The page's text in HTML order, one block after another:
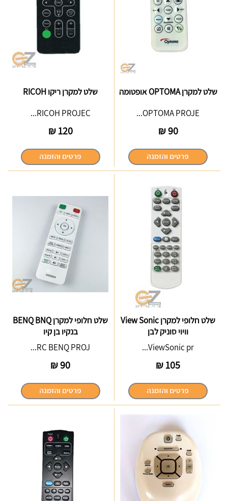
שלט למקרן OPTOMA אופטומה
OPTOMA PROJE...
90
₪
שלט למקרן ריקו RICOH
RICOH PROJEC...
120
₪
שלט חלופי למקרן View Sonic
וויוי סוניק לבן
ViewSonic pr...
105
₪
שלט חלופי למקרן BENQ BNQ
בנקיו בן קיו
RC BENQ PROJ...
90
₪